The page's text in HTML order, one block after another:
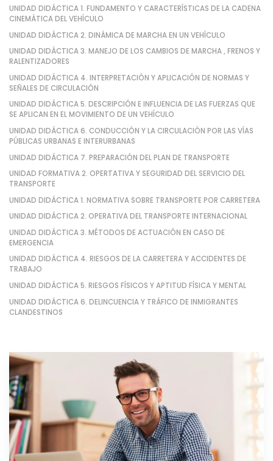
UNIDAD DIDÁCTICA 1. FUNDAMENTO Y CARACTERÍSTICAS DE LA CADENA
CINEMÁTICA DEL VEHÍCULO
UNIDAD DIDÁCTICA 2. DINÁMICA DE MARCHA EN UN VEHÍCULO
UNIDAD DIDÁCTICA 3. MANEJO DE LOS CAMBIOS DE MARCHA , FRENOS Y
RALENTIZADORES
UNIDAD DIDÁCTICA 4. INTERPRETACIÓN Y APLICACIÓN DE NORMAS Y
SEÑALES DE CIRCULACIÓN
UNIDAD DIDÁCTICA 5. DESCRIPCIÓN E INFLUENCIA DE LAS FUERZAS QUE
SE APLICAN EN EL MOVIMIENTO DE UN VEHÍCULO
UNIDAD DIDÁCTICA 6. CONDUCCIÓN Y LA CIRCULACIÓN POR LAS VÍAS
PÚBLICAS URBANAS E INTERURBANAS
UNIDAD DIDÁCTICA 7. PREPARACIÓN DEL PLAN DE TRANSPORTE
UNIDAD FORMATIVA 2. OPERTATIVA Y SEGURIDAD DEL SERVICIO DEL
TRANSPORTE
UNIDAD DIDÁCTICA 1. NORMATIVA SOBRE TRANSPORTE POR CARRETERA
UNIDAD DIDÁCTICA 2. OPERATIVA DEL TRANSPORTE INTERNACIONAL
UNIDAD DIDÁCTICA 3. MÉTODOS DE ACTUACIÓN EN CASO DE
EMERGENCIA
UNIDAD DIDÁCTICA 4. RIESGOS DE LA CARRETERA Y ACCIDENTES DE
TRABAJO
UNIDAD DIDÁCTICA 5. RIESGOS FÍSICOS Y APTITUD FÍSICA Y MENTAL
UNIDAD DIDÁCTICA 6. DELINCUENCIA Y TRÁFICO DE INMIGRANTES
CLANDESTINOS